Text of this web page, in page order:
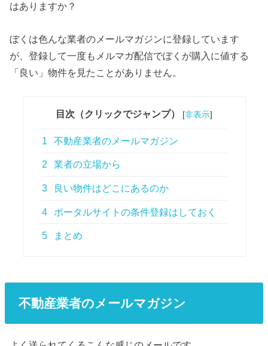
はありますか？
ぼくは色んな業者のメールマガジンに登録しています
が、登録して一度もメルマガ配信でぼくが購入に値する
「良い」物件を見たことがありません。
目次（クリックでジャンプ） [非表示]
1 不動産業者のメールマガジン
2 業者の立場から
3 良い物件はどこにあるのか
4 ポータルサイトの条件登録はしておく
5 まとめ
不動産業者のメールマガジン